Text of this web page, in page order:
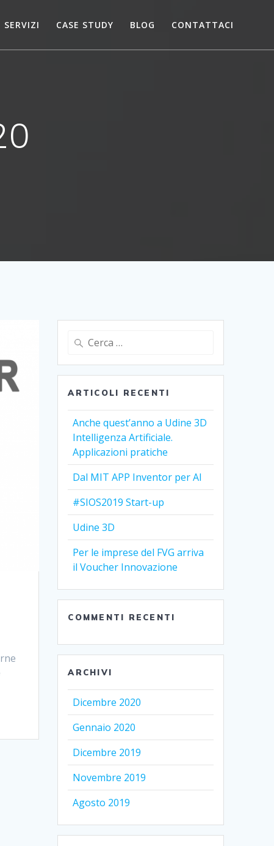
SERVIZI CASE STUDY BLOG CONTATTACI
Ricerca
ARTICOLI RECENTI
Anche quest’anno a Udine 3D
Intelligenza Artificiale.
Applicazioni pratiche
Dal MIT APP Inventor per AI
#SIOS2019 Start-up
Udine 3D
Per le imprese del FVG arriva
il Voucher Innovazione
COMMENTI RECENTI
ARCHIVI
Dicembre 2020
Gennaio 2020
Dicembre 2019
Novembre 2019
Agosto 2019